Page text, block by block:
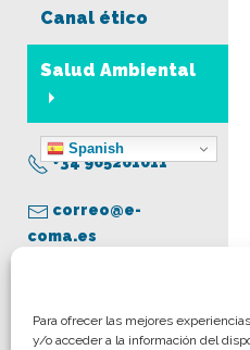
Para ofrecer las mejores
y/o acceder a la información del
Canal ético
Salud Ambiental
Spanish
+34 965261011
correo@e-
coma.es
Aviso legal